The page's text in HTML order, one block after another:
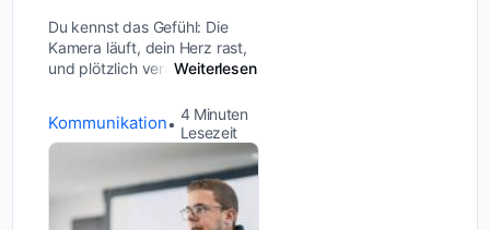
Du kennst das Gefühl: Die
Kamera läuft, dein Herz rast,
und plötzlich vergisst du, was
scheust dich davor,
professionelle Fotos von dir
machen zu lassen, weil du
Weiterlesen
Kommunikation 4 Minuten
Lesezeit